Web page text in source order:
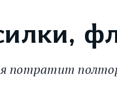
потратит